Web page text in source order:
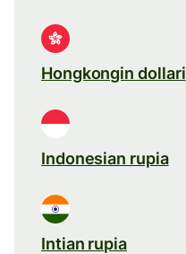
Hongkongin dollari
Indonesian rupia
Intian rupia